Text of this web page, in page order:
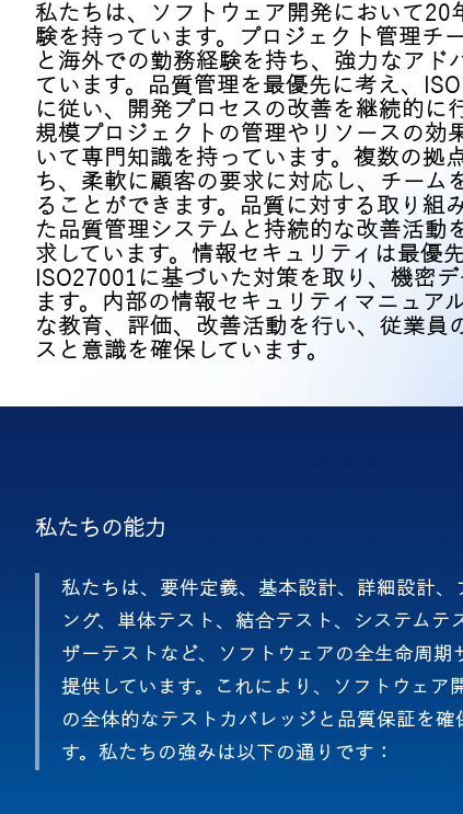
私たちは、ソフトウェア開発において20
験を持っています。プロジェクト管理チ
と海外での勤務経験を持ち、強力なアド
ています。品質管理を最優先に考え、
に従い、開発プロセスの改善を継続的に
規模プロジェクトの管理やリソースの効
いて専門知識を持っています。複数の拠
ち、柔軟に顧客の要求に対応し、チーム
ることができます。品質に対する取り組
た品質管理システムと持続的な改善活動
求しています。情報セキュリティは最優
ISO27001に基づいた対策を取り、機密
ます。内部の情報セキュリティマニュア
な教育、評価、改善活動を行い、従業員
スと意識を確保しています。
私たちの能力
私たちは、要件定義、基本設計、詳細設計、
ング、単体テスト、結合テスト、システムテ
ザーテストなど、ソフトウェアの全生命周期
提供しています。これにより、ソフトウェア
の全体的なテストカバレッジと品質保証を確
す。私たちの強みは以下の通りです：